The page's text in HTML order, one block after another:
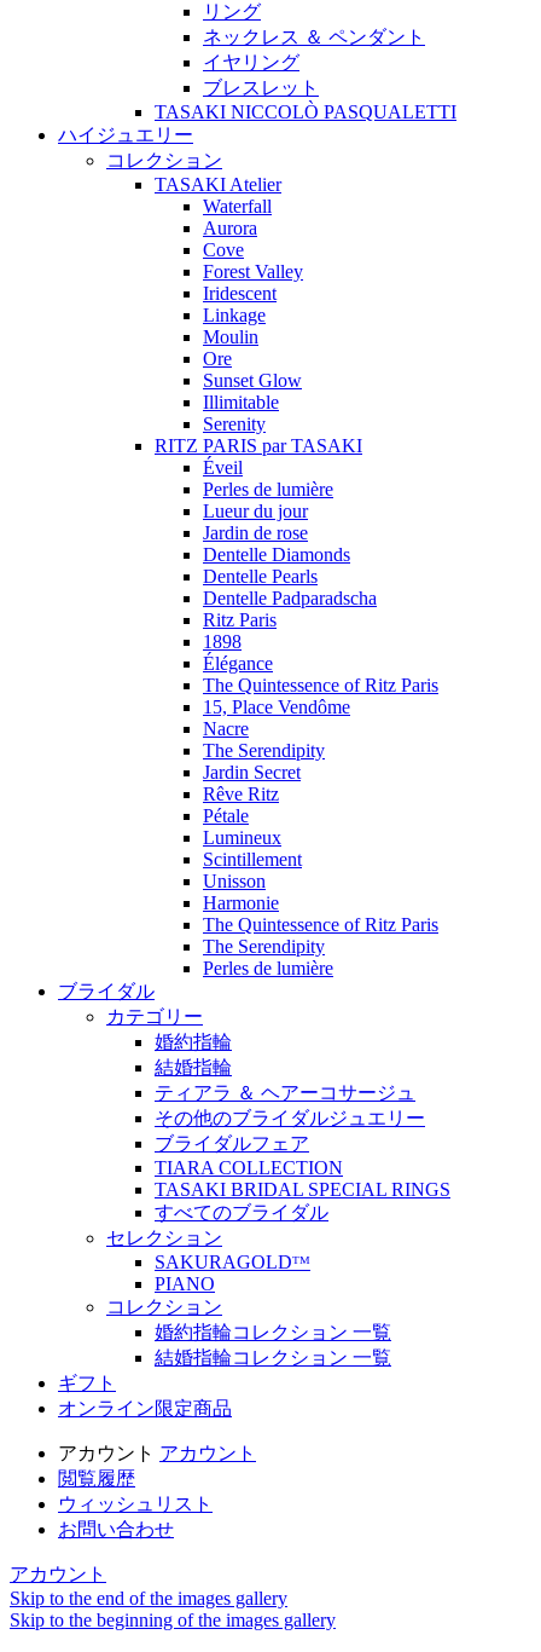
リング
ネックレス ＆ ペンダント
イヤリング
ブレスレット
TASAKI NICCOLÒ PASQUALETTI
ハイジュエリー
コレクション
TASAKI Atelier
Waterfall
Aurora
Cove
Forest Valley
Iridescent
Linkage
Moulin
Ore
Sunset Glow
Illimitable
Serenity
RITZ PARIS par TASAKI
Éveil
Perles de lumière
Lueur du jour
Jardin de rose
Dentelle Diamonds
Dentelle Pearls
Dentelle Padparadscha
Ritz Paris
1898
Élégance
The Quintessence of Ritz Paris
15, Place Vendôme
Nacre
The Serendipity
Jardin Secret
Rêve Ritz
Pétale
Lumineux
Scintillement
Unisson
Harmonie
The Quintessence of Ritz Paris
The Serendipity
Perles de lumière
ブライダル
カテゴリー
婚約指輪
結婚指輪
ティアラ ＆ ヘアーコサージュ
その他のブライダルジュエリー
ブライダルフェア
TIARA COLLECTION
TASAKI BRIDAL SPECIAL RINGS
すべてのブライダル
セレクション
SAKURAGOLDᵀᴹ
PIANO
コレクション
婚約指輪コレクション 一覧
結婚指輪コレクション 一覧
ギフト
オンライン限定商品
アカウント アカウント
閲覧履歴
ウィッシュリスト
お問い合わせ
アカウント
Skip to the end of the images gallery
Skip to the beginning of the images gallery